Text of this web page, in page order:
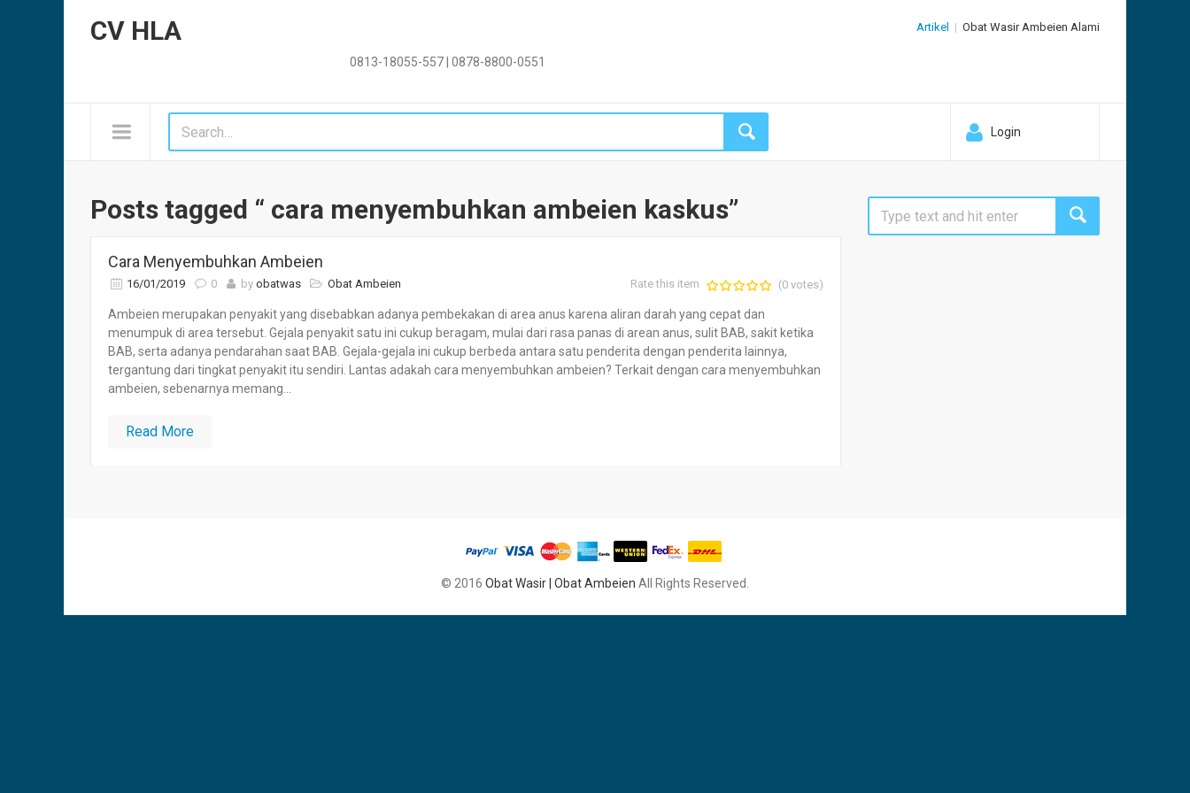
CV HLA
0813-18055-557 | 0878-8800-0551
Artikel Obat Wasir Ambeien Alami
Login
Posts tagged “ cara menyembuhkan ambeien kaskus”
Cara Menyembuhkan Ambeien
16/01/2019 0 by obatwas Obat Ambeien Rate this item (0 votes)
Ambeien merupakan penyakit yang disebabkan adanya pembekakan di area anus karena aliran darah yang cepat dan
menumpuk di area tersebut. Gejala penyakit satu ini cukup beragam, mulai dari rasa panas di arean anus, sulit BAB, sakit ketika
BAB, serta adanya pendarahan saat BAB. Gejala-gejala ini cukup berbeda antara satu penderita dengan penderita lainnya,
tergantung dari tingkat penyakit itu sendiri. Lantas adakah cara menyembuhkan ambeien? Terkait dengan cara menyembuhkan
ambeien, sebenarnya memang...
Read More
© 2016 Obat Wasir | Obat Ambeien All Rights Reserved.